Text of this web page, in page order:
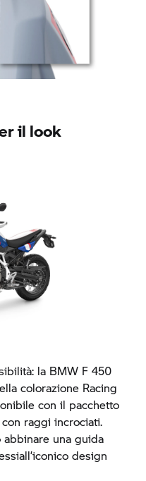
il look
la BMW F 450
colorazione Racing
con il pacchetto
raggi incrociati.
una guida
design